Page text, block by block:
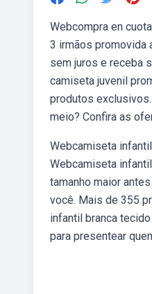
Webcompra en
3 irmãos promovida
sem juros e receba
camiseta juvenil
produtos
meio? Confira as
Webcamiseta
Webcamiseta
tamanho maior
você. Mais de 355
infantil branca
para presentear